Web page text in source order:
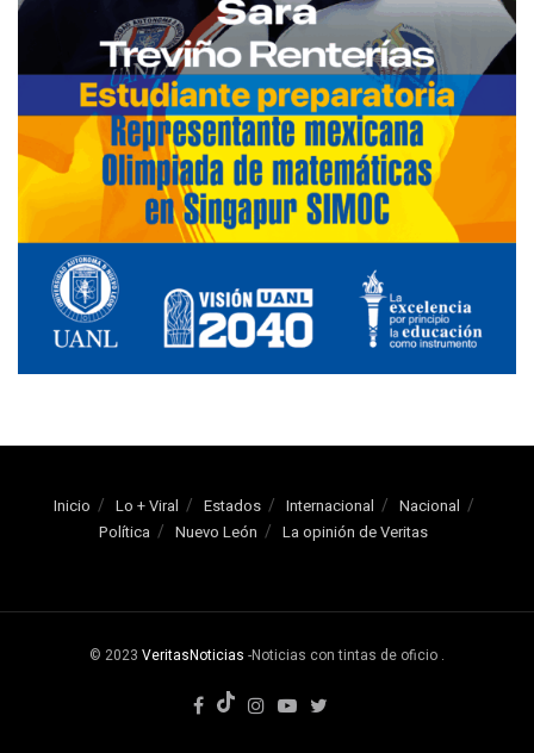
Inicio Lo + Viral Estados Internacional
Nacional
Política
Nuevo León La opinión de Veritas
© 2023 VeritasNoticias -Noticias con tintas de oficio .